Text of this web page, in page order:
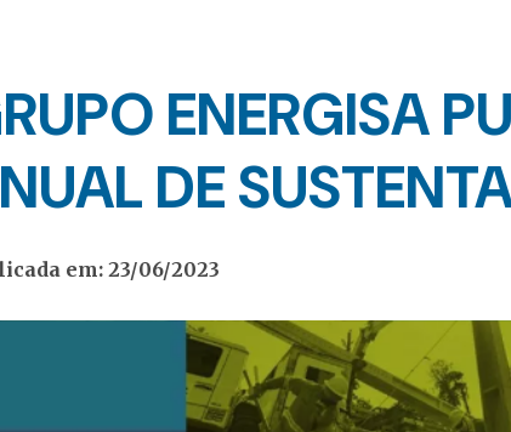
ENERGISA
DE
em: 23/06/2023